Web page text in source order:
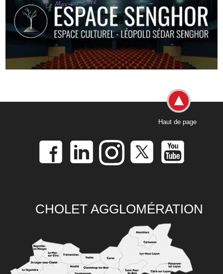
Haut de page
CHOLET AGGLOMÉRATION